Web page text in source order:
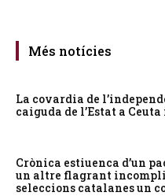
Més notícies
La covardia de
caiguda de l’Estat a
Crònica estiuenca d’un
un altre flagrant
seleccions catalanes un